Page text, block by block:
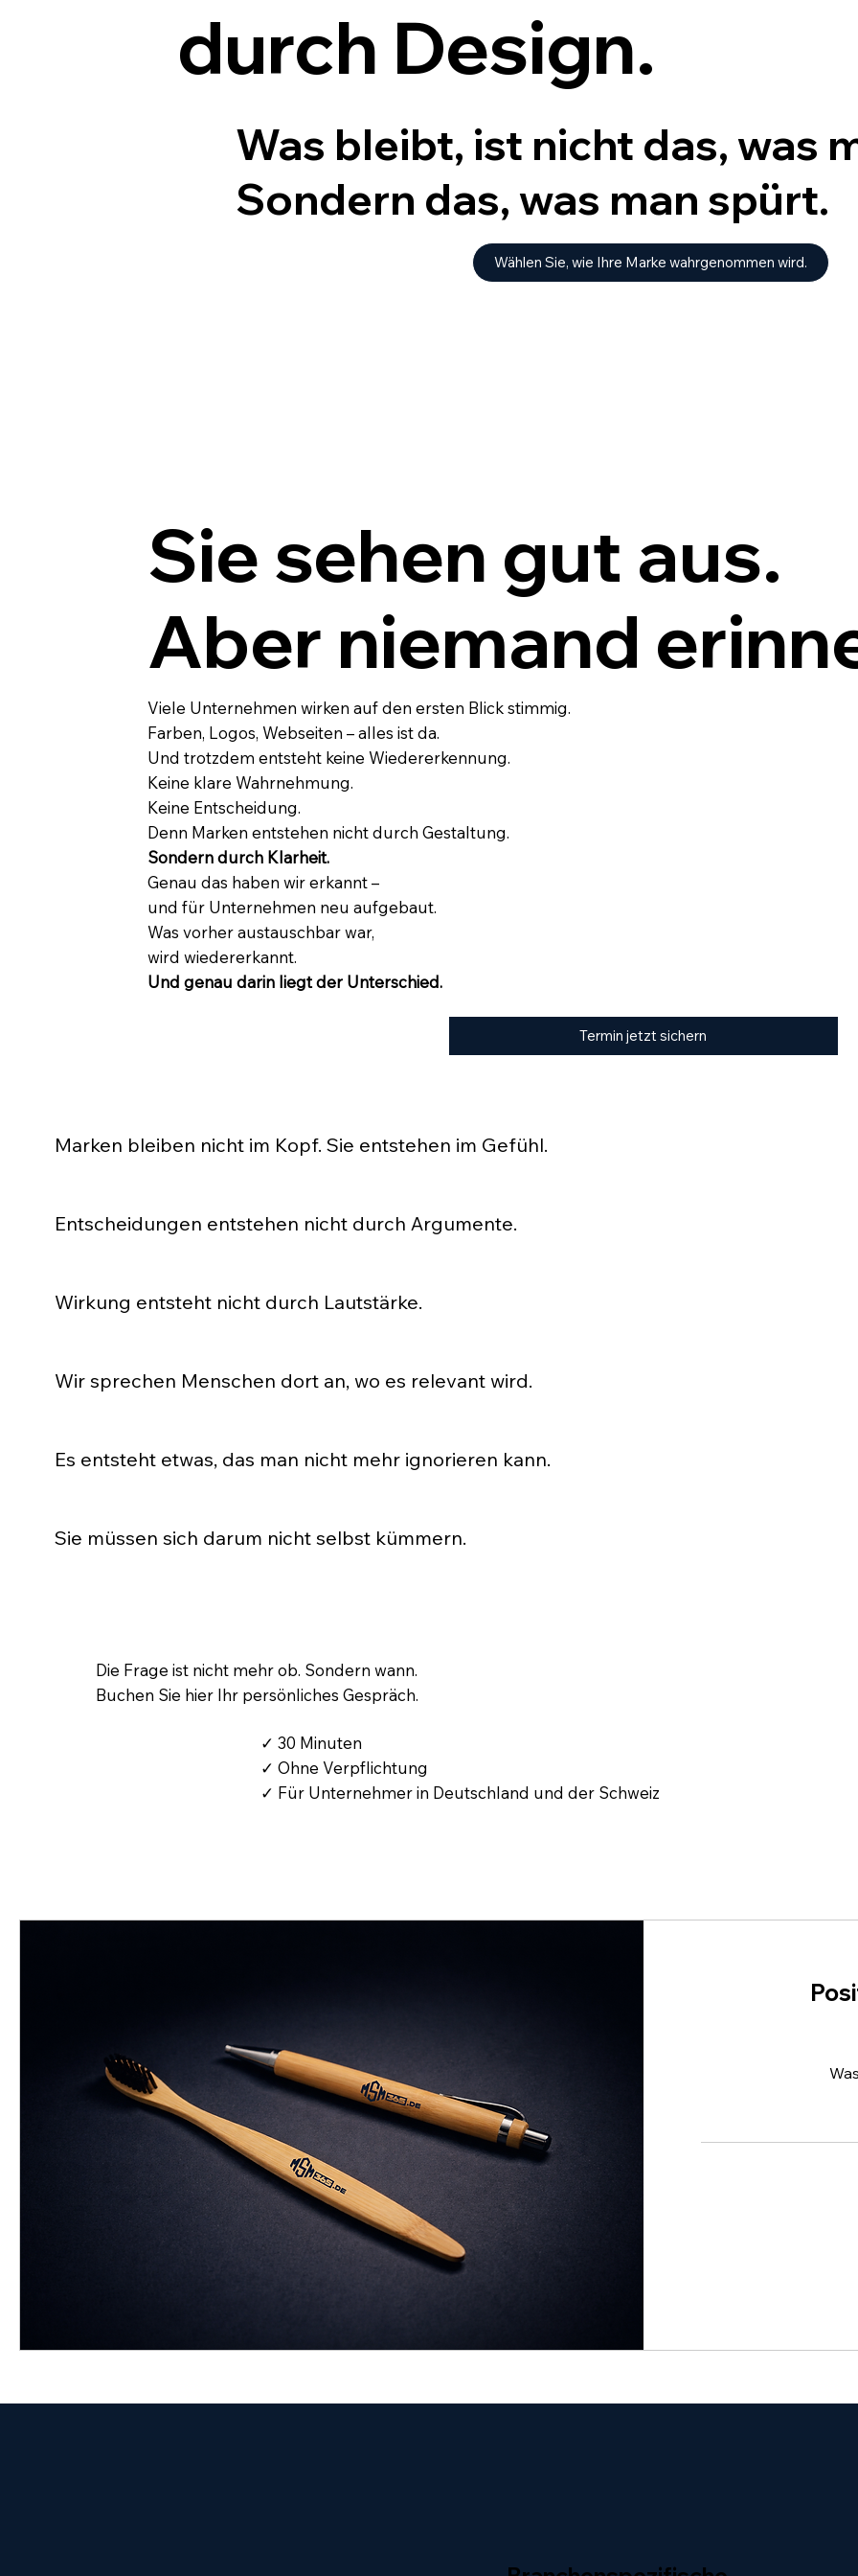
Sie sehen gut aus.
Aber niemand
Viele Unternehmen wirken auf den ersten Blick stimmig.
Farben, Logos, Webseiten – alles ist da.
Und trotzdem entsteht keine Wiedererkennung.
Keine klare Wahrnehmung.
Keine Entscheidung.
Denn Marken entstehen nicht durch Gestaltung.
Sondern durch Klarheit.
Genau das haben wir erkannt –
und für Unternehmen neu aufgebaut.
Was vorher austauschbar war,
wird wiedererkannt.
Und genau darin liegt der Unterschied.
Termin jetzt sichern
durch Design.
Was bleibt, ist nicht das, was
Sondern das, was man spürt.
Wählen Sie, wie Ihre Marke wahrgenommen wird.
Marken bleiben nicht im Kopf. Sie entstehen im Gefühl.
Entscheidungen entstehen nicht durch Argumente.
Kopf. Sondern darunter.
Wirkung entsteht nicht durch Lautstärke.
aufdrängt – aber bleibt.
Wir sprechen Menschen dort an, wo es relevant wird.
wird.
Es entsteht etwas, das man nicht mehr ignorieren kann.
Sie müssen sich darum nicht selbst kümmern.
Die Frage ist nicht mehr ob. Sondern wann.
Buchen Sie hier Ihr persönliches Gespräch.
✓ 30 Minuten
✓ Ohne Verpflichtung
✓ Für Unternehmer in Deutschland und der Schweiz